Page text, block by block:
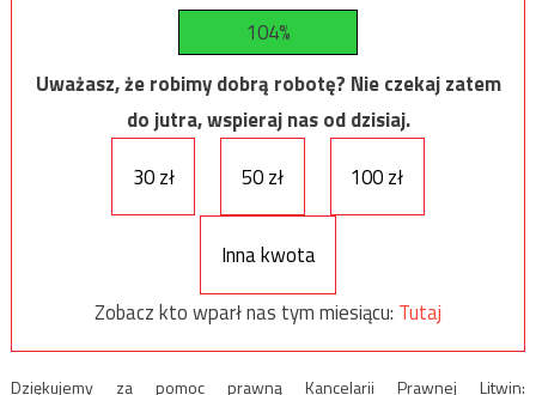
104%
Uważasz, że robimy dobrą robotę? Nie czekaj zatem
do jutra, wspieraj nas od dzisiaj.
30 zł
50 zł 100 zł
Inna kwota
Zobacz kto wparł nas tym miesiącu: Tutaj
Dziękujemy za pomoc prawną Kancelarii Prawnej Litwin: